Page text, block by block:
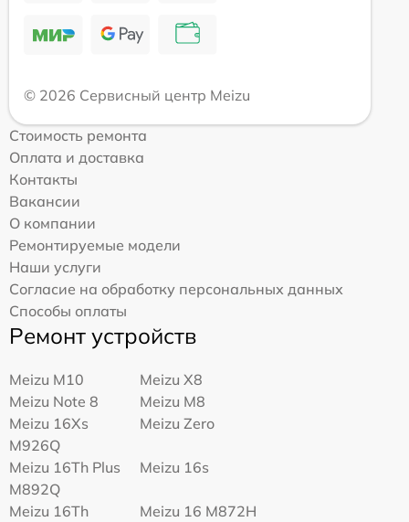
© 2026 Сервисный центр Meizu
Стоимость ремонта
Оплата и доставка
Контакты
Вакансии
О компании
Ремонтируемые модели
Наши услуги
Согласие на обработку персональных данных
Способы оплаты
Ремонт устройств
Meizu M10
Meizu X8
Meizu Note 8
Meizu M8
Meizu 16Xs
M926Q
Meizu Zero
Meizu 16Th Plus
M892Q
Meizu 16s
Meizu 16Th
Meizu 16 M872H